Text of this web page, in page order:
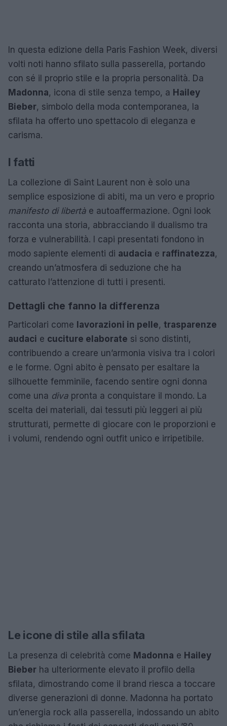
In questa edizione della Paris Fashion Week, diversi
volti noti hanno sfilato sulla passerella, portando
con sé il proprio stile e la propria personalità. Da
Madonna, icona di stile senza tempo, a Hailey
Bieber, simbolo della moda contemporanea, la
sfilata ha offerto uno spettacolo di eleganza e
carisma.
I fatti
La collezione di Saint Laurent non è solo una
semplice esposizione di abiti, ma un vero e proprio
manifesto di libertà e autoaffermazione. Ogni look
racconta una storia, abbracciando il dualismo tra
forza e vulnerabilità. I capi presentati fondono in
modo sapiente elementi di audacia e raffinatezza,
creando un’atmosfera di seduzione che ha
catturato l’attenzione di tutti i presenti.
Dettagli che fanno la differenza
Particolari come lavorazioni in pelle, trasparenze
audaci e cuciture elaborate si sono distinti,
contribuendo a creare un’armonia visiva tra i colori
e le forme. Ogni abito è pensato per esaltare la
silhouette femminile, facendo sentire ogni donna
come una diva pronta a conquistare il mondo. La
scelta dei materiali, dai tessuti più leggeri ai più
strutturati, permette di giocare con le proporzioni e
i volumi, rendendo ogni outfit unico e irripetibile.
Le icone di stile alla sfilata
La presenza di celebrità come Madonna e Hailey
Bieber ha ulteriormente elevato il profilo della
sfilata, dimostrando come il brand riesca a toccare
diverse generazioni di donne. Madonna ha portato
un’energia rock alla passerella, indossando un abito